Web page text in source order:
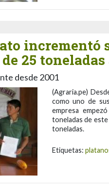
incrementó
25
desde 2001
(Agraria.pe)
como uno de
empresa
toneladas de
toneladas.
Etiquetas: